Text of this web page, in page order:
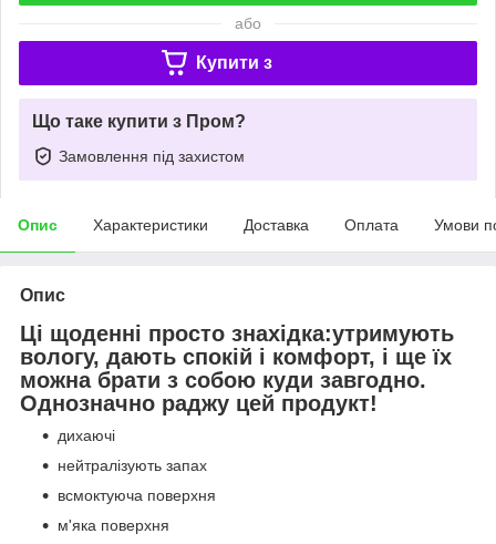
або
Купити з
Що таке купити з Пром?
Замовлення під захистом
Опис Характеристики Доставка Оплата Умови
Опис
Ці щоденні просто знахідка:утримують
вологу, дають спокій і комфорт, і ще їх
можна брати з собою куди завгодно.
Однозначно раджу цей продукт!
дихаючі
нейтралізують запах
всмоктуюча поверхня
м'яка поверхня